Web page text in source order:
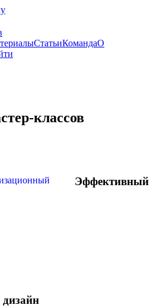
СтатьиКомандаО
классов
Эффективный